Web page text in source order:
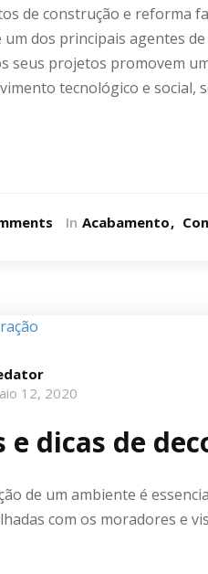
de construção e reforma
um dos principais agentes
seus projetos promovem
tecnológico e social,
In Acabamento
12, 2020
e dicas de
de um ambiente é
com os moradores e